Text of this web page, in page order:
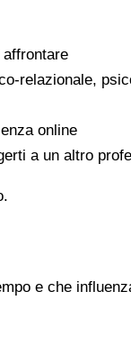
relazionale,
online
a un altro
e che